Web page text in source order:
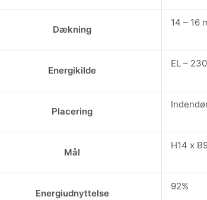
Dækning
14 – 16
Energikilde
EL –
Placering
Mål
H14 x
Energiudnyttelse
92%